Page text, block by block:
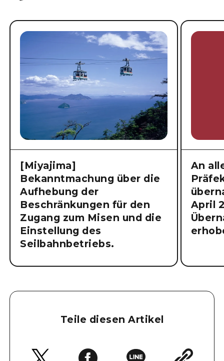
[Miyajima]
Bekanntmachung über die
Aufhebung der
Beschränkungen für den
Zugang zum Misen und die
Einstellung des
Seilbahnbetriebs.
An
April
Teile diesen Artikel